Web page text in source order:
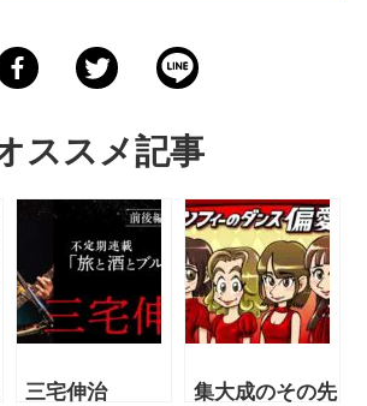
ススメ記事
三宅伸治
集大成のその先